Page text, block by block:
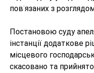
пов'язаних з
Постановою суду
інстанції додаткове
місцевого
скасовано та